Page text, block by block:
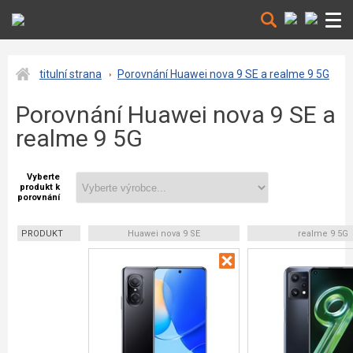
titulní strana Porovnání Huawei nova 9 SE a realme 9 5G
Porovnání Huawei nova 9 SE a
realme 9 5G
Vyberte
produkt k
porovnání
PRODUKT Huawei nova 9 SE realme 9 5G